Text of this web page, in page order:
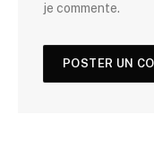
je commente.